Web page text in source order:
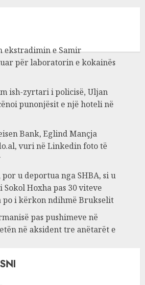
ekstradimin e Samir
për laboratorin e kokainës
ish-zyrtari i policisë, Uljan
punonjësit e një hoteli në
Bank, Eglind Mançja
vuri në Linkedin foto të
u deportua nga SHBA, si u
Hoxha pas 30 viteve
po i kërkon ndihmë Brukselit
pas pushimeve në
në aksident tre anëtarët e